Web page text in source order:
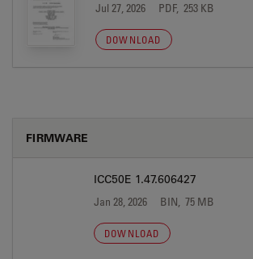
Jul 27, 2026 PDF, 253 KB
DOWNLOAD
FIRMWARE
ICC50E 1.47.606427
Jan 28, 2026 BIN, 75 MB
DOWNLOAD